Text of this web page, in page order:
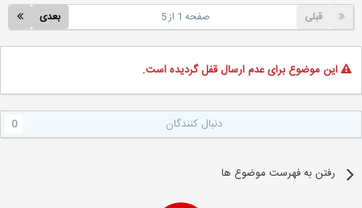
قبلی بعدی صفحه 1 از 5
این موضوع برای عدم ارسال قفل گردیده است.
دنبال کنندگان
رفتن به فهرست موضوع ها